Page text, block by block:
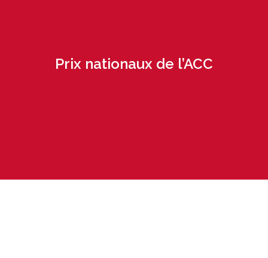
Prix nationaux de l’ACC